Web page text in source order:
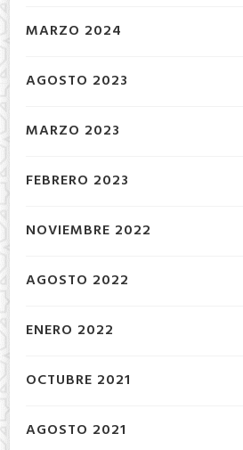
MARZO 2024
AGOSTO 2023
MARZO 2023
FEBRERO 2023
NOVIEMBRE 2022
AGOSTO 2022
ENERO 2022
OCTUBRE 2021
AGOSTO 2021